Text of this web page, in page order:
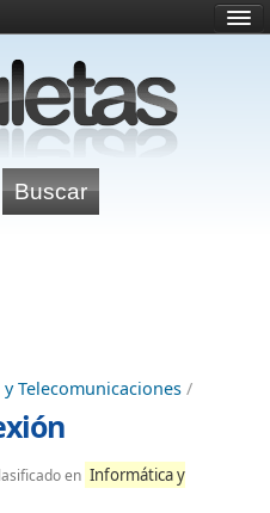
Telecomunicaciones /
en Informática y